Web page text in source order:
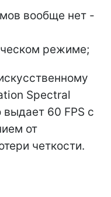
вообще нет -
режиме;
Spectral
выдает 60 FPS с
от
четкости.